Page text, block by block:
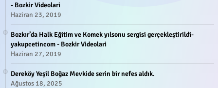
- Bozkir Videolari
Haziran 23, 2019
Bozkır’da Halk Eğitim ve Komek yılsonu sergisi gerçekleştirildi-
yakupcetincom - Bozkir Videolari
Haziran 27, 2019
Dereköy Yeşil Boğaz Mevkide serin bir nefes aldık.
Ağustos 18, 2025